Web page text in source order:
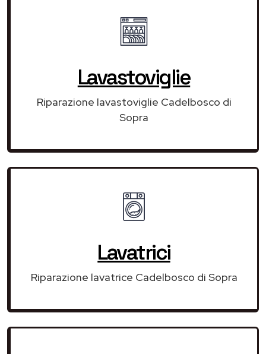
Lavastoviglie
Riparazione lavastoviglie Cadelbosco di
Sopra
Lavatrici
Riparazione lavatrice Cadelbosco di Sopra